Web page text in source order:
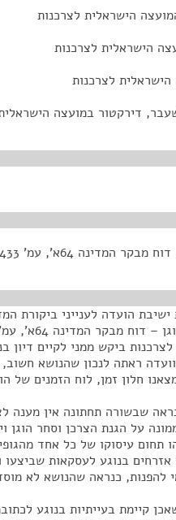
הישראלית לצרכנות
הישראלית לצרכנות
לצרכנות
דירקטור במועצה
המדינה 64א', עמ' 433.>
הועדה לענייני ביקורת
ביקש ממני לקיים דיון
ראתה לנכון שהנושא חשוב,
חלון זמן, לוח הזמנים של
שבשורה תחתונה אין מענה
על הגנת הצרכן וסחר הוגן
תחום עיסוקו של כל אחד
אזרחים בנוגע לעסקאות
להפנות, כנראה שהנושא לא
קיימת בעייתיות בנוגע